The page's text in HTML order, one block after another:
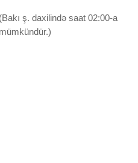
ş. daxilində saat 02:00-a